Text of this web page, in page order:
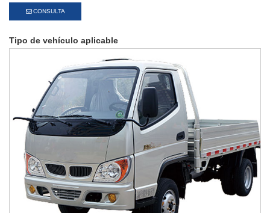
CONSULTA
Tipo de vehículo aplicable